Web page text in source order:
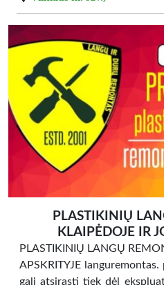
PLASTIKINIŲ
KLAIPĖDOJE IR
PLASTIKINIŲ LANGŲ
APSKRITYJE
gali atsirasti tiek dėl